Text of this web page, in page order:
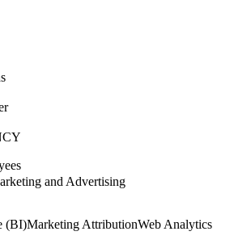
and Advertising
(BI)Marketing AttributionWeb Analytics